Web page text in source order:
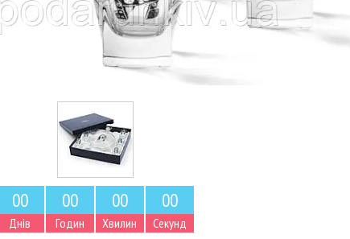
00
Днів
00
Годин
00
Хвилин
00
Секунд